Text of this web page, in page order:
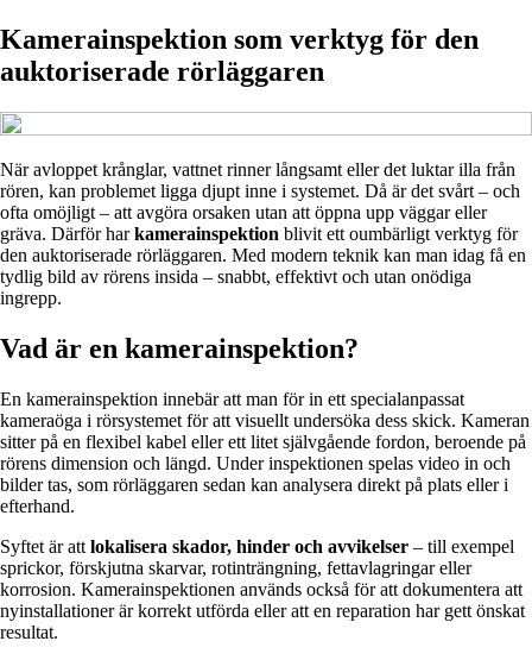
Kamerainspektion som verktyg för den
auktoriserade rörläggaren
När avloppet krånglar, vattnet rinner långsamt eller det luktar illa från
rören, kan problemet ligga djupt inne i systemet. Då är det svårt – och
ofta omöjligt – att avgöra orsaken utan att öppna upp väggar eller
gräva. Därför harkamerainspektion blivit ett oumbärligt verktyg för
den auktoriserade rörläggaren. Med modern teknik kan man idag få en
tydlig bild av rörens insida – snabbt, effektivt och utan onödiga
ingrepp.
Vad är en kamerainspektion?
En kamerainspektion innebär att man för in ett specialanpassat
kameraöga i rörsystemet för att visuellt undersöka dess skick. Kameran
sitter på en flexibel kabel eller ett litet självgående fordon, beroende på
rörens dimension och längd. Under inspektionen spelas video in och
bilder tas, som rörläggaren sedan kan analysera direkt på plats eller i
efterhand.
Syftet är att lokalisera skador, hinder och avvikelser – till exempel
sprickor, förskjutna skarvar, rotinträngning, fettavlagringar eller
korrosion. Kamerainspektionen används också för att dokumentera att
nyinstallationer är korrekt utförda eller att en reparation har gett önskat
resultat.